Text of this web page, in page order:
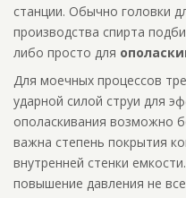
станции. Обычно головки
производства спирта
либо просто для
Для моечных процессов
ударной силой струи для
ополаскивания возможно
важна степень покрытия
внутренней стенки
повышение давления не